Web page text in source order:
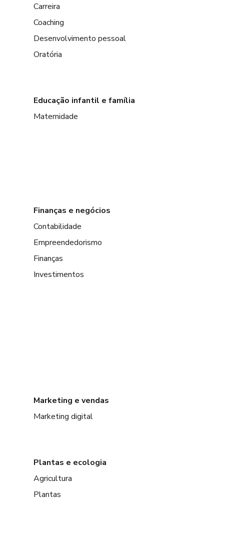
Carreira
Coaching
Desenvolvimento pessoal
Oratória
Educação infantil e família
Maternidade
Finanças e negócios
Contabilidade
Empreendedorismo
Finanças
Investimentos
Marketing e vendas
Marketing digital
Plantas e ecologia
Agricultura
Plantas